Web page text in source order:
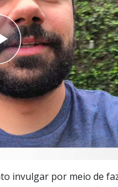
invulgar por meio de